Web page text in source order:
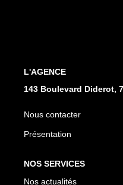
L'AGENCE
143 Boulevard Diderot,
Nous contacter
Présentation
NOS SERVICES
Nos actualités